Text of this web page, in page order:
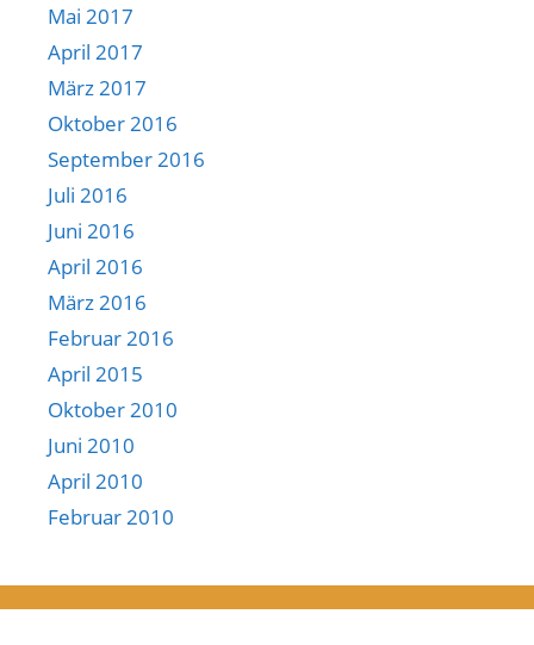
Mai 2017
April 2017
März 2017
Oktober 2016
September 2016
Juli 2016
Juni 2016
April 2016
März 2016
Februar 2016
April 2015
Oktober 2010
Juni 2010
April 2010
Februar 2010